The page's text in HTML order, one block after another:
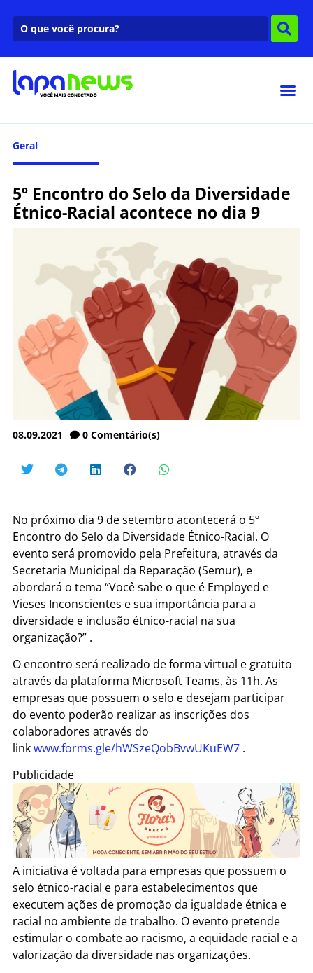
Geral
5º Encontro do Selo da Diversidade
Étnico-Racial acontece no dia 9
08.09.2021 0 Comentário(s)
No próximo dia 9 de setembro acontecerá o 5º
Encontro do Selo da Diversidade Étnico-Racial. O
evento será promovido pela Prefeitura, através da
Secretaria Municipal da Reparação (Semur), e
abordará o tema “Você sabe o que é Employed e
Vieses Inconscientes e sua importância para a
diversidade e inclusão étnico-racial na sua
organização?” .
O encontro será realizado de forma virtual e gratuito
através da plataforma Microsoft Teams, às 11h. As
empresas que possuem o selo e desejam participar
do evento poderão realizar as inscrições dos
colaboradores através do
linkwww.forms.gle/hWSzeQobBvwUKuEW7 .
Publicidade
A iniciativa é voltada para empresas que possuem o
selo étnico-racial e para estabelecimentos que
executem ações de promoção da igualdade étnica e
racial no ambiente de trabalho. O evento pretende
estimular o combate ao racismo, a equidade racial e a
valorização da diversidade nas organizações.